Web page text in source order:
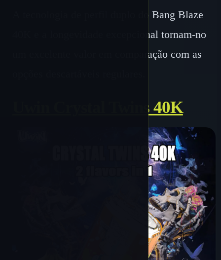
A tecnologia de perfil duplo do Bang Blaze
40K e a longevidade excepcional tornam-no
um excelente valor em comparação com as
Uwin Crystal Twins 40K